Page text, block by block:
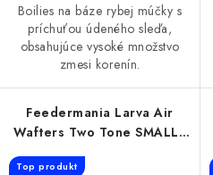
Boilies na báze rybej múčky s
príchuťou údeného sleďa,
obsahujúce vysoké množstvo
zmesi korenín.
Feedermania Larva Air
Wafters Two Tone SMALL -
Banana
Top produkt